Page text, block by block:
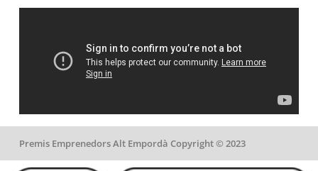
Premis Emprenedors Alt Empordà Copyright © 2023